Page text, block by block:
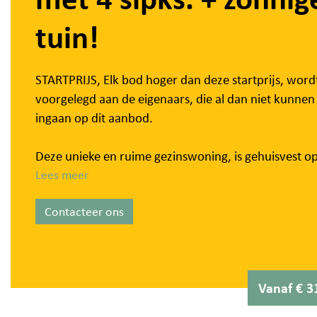
tuin!
STARTPRIJS, Elk bod hoger dan deze startprijs,
voorgelegd aan de eigenaars, die al dan niet kunnen
ingaan op dit aanbod.
Deze unieke en ruime gezinswoning, is gehuisvest
vlot bereikbare ligging, op een boogscheut van het
centrum van Brugge en diverse invalswegen. Deze
werd reeds grotendeels gemoderniseerd +
We treden de woning binnen via de inkomhal met
gastentoilet. Deze hal biedt directe toegang tot de
Lees meer
Contacteer ons
Vanaf €